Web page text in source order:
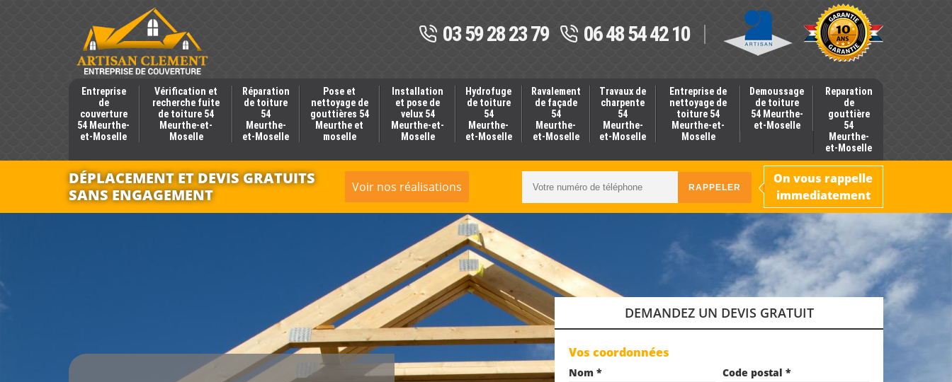
03 59 28 23 79 06 48 54 42 10
Entreprise
de
couverture
54 Meurthe-
et-Moselle
Vérification et
recherche fuite
de toiture 54
Meurthe-et-
Moselle
Réparation
de toiture
54
Meurthe-
et-Moselle
Pose et
nettoyage de
gouttières 54
Meurthe et
moselle
Installation
et pose de
velux 54
Meurthe-et-
Moselle
Hydrofuge
de toiture
54
Meurthe-
et-Moselle
Ravalement
de façade
54
Meurthe-
et-Moselle
Travaux de
charpente
54
Meurthe-
et-Moselle
Entreprise de
nettoyage de
toiture 54
Meurthe-et-
Moselle
Demoussage
de toiture
54 Meurthe-
et-Moselle
Reparation
de
gouttière
54
Meurthe-
et-Moselle
DÉPLACEMENT ET DEVIS GRATUITS
SANS ENGAGEMENT
Voir nos réalisations
On vous rappelle
immediatement
DEMANDEZ UN DEVIS GRATUIT
Vos coordonnées
Nom * Code postal *